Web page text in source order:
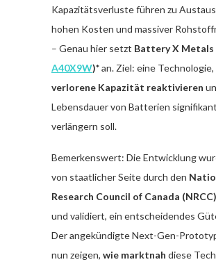
Kapazitätsverluste führen zu
hohen Kosten und massiver
– Genau hier setzt Battery X Metals
A40X9W)*an. Ziel: eine Technologie,
verlorene Kapazität reaktivieren
Lebensdauer von Batterien signifikant
verlängern soll.
Bemerkenswert: Die Entwicklung
von staatlicher Seite durch den
Research Council of Canada (NRCC)
und validiert, ein entscheidendes
Der angekündigte Next-Gen-
nun zeigen, wie marktnah diese